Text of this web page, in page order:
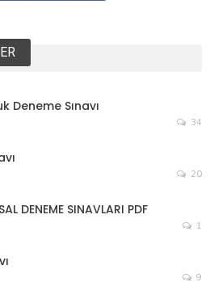
Deneme Sınavı
34
20
DENEME SINAVLARI PDF
1
9